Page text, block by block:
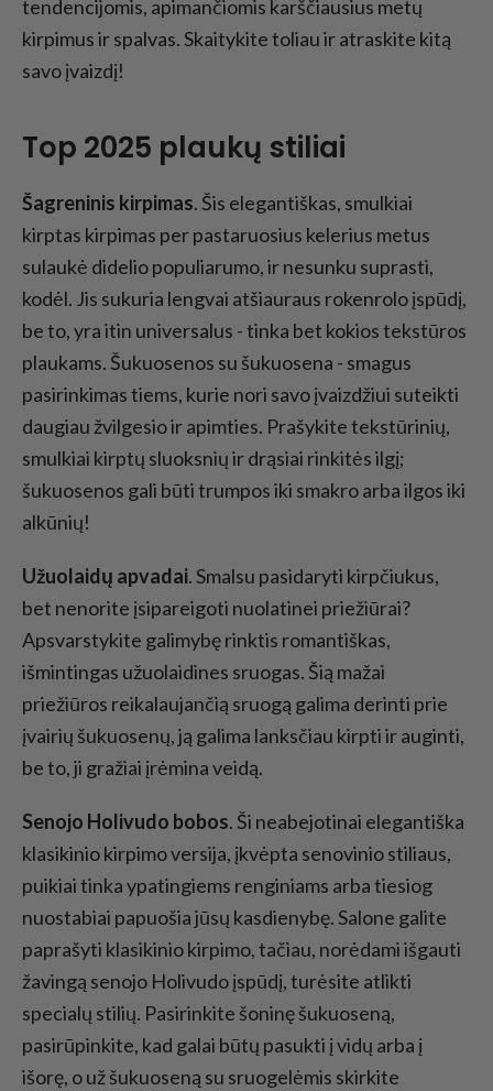
tendencijomis, apimančiomis karščiausius metų
kirpimus ir spalvas. Skaitykite toliau ir atraskite kitą
savo įvaizdį!
Top 2025 plaukų stiliai
Šagreninis kirpimas. Šis elegantiškas, smulkiai
kirptas kirpimas per pastaruosius kelerius metus
sulaukė didelio populiarumo, ir nesunku suprasti,
kodėl. Jis sukuria lengvai atšiauraus rokenrolo įspūdį,
be to, yra itin universalus - tinka bet kokios tekstūros
plaukams. Šukuosenos su šukuosena - smagus
pasirinkimas tiems, kurie nori savo įvaizdžiui suteikti
daugiau žvilgesio ir apimties. Prašykite tekstūrinių,
smulkiai kirptų sluoksnių ir drąsiai rinkitės ilgį;
šukuosenos gali būti trumpos iki smakro arba ilgos iki
alkūnių!
Užuolaidų apvadai. Smalsu pasidaryti kirpčiukus,
bet nenorite įsipareigoti nuolatinei priežiūrai?
Apsvarstykite galimybę rinktis romantiškas,
išmintingas užuolaidines sruogas. Šią mažai
priežiūros reikalaujančią sruogą galima derinti prie
įvairių šukuosenų, ją galima lanksčiau kirpti ir auginti,
be to, ji gražiai įrėmina veidą.
Senojo Holivudo bobos. Ši neabejotinai elegantiška
klasikinio kirpimo versija, įkvėpta senovinio stiliaus,
puikiai tinka ypatingiems renginiams arba tiesiog
nuostabiai papuošia jūsų kasdienybę. Salone galite
paprašyti klasikinio kirpimo, tačiau, norėdami išgauti
žavingą senojo Holivudo įspūdį, turėsite atlikti
specialų stilių. Pasirinkite šoninę šukuoseną,
pasirūpinkite, kad galai būtų pasukti į vidų arba į
išorę, o už šukuoseną su sruogelėmis skirkite